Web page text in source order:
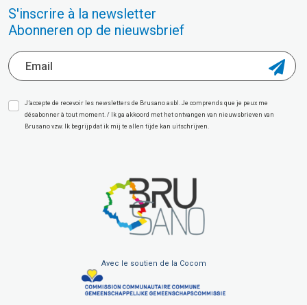
S'inscrire à la newsletter
Abonneren op de nieuwsbrief
J’accepte de recevoir les newsletters de Brusano asbl. Je comprends que je peux me
désabonner à tout moment. / Ik ga akkoord met het ontvangen van nieuwsbrieven van
Brusano vzw. Ik begrijp dat ik mij te allen tijde kan uitschrijven.
Avec le soutien de la Cocom